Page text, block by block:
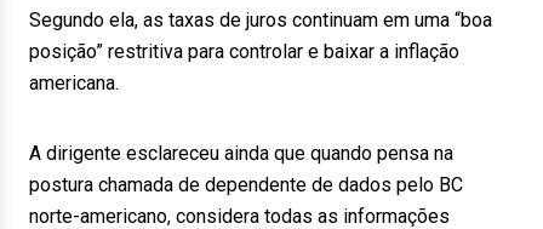
Segundo ela, as taxas de juros continuam em uma “boa
posição” restritiva para controlar e baixar a inflação
americana.
A dirigente esclareceu ainda que quando pensa na
postura chamada de dependente de dados pelo BC
norte-americano, considera todas as informações